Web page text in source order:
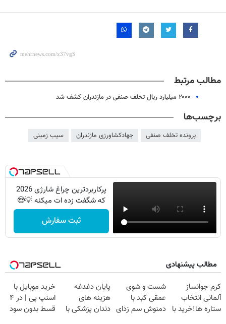
مطالب مرتبط
۲۰۰۰ میلیارد ریال تخلف صنفی در مازندران کشف شد
برچسب‌ها
پرونده تخلف صنفی جهادکشاورزی مازندران سیب زمینی
پرکاربردترین چراغ شارژی 2026
که شگفت زده ات میکنه 💡😍
ثبت سفارش
مطالب پیشنهادی
کرم جوانساز
آلمانی انتخاب
ستاره ها!خرید با
شست و شوی
عمقی کبد با
دمنوش سم زدای
پایان دغدغه
هزینه های
دندان پزشکی با
خرید موبایل با
اسنپ پی | در ۴
قسط بدون سود